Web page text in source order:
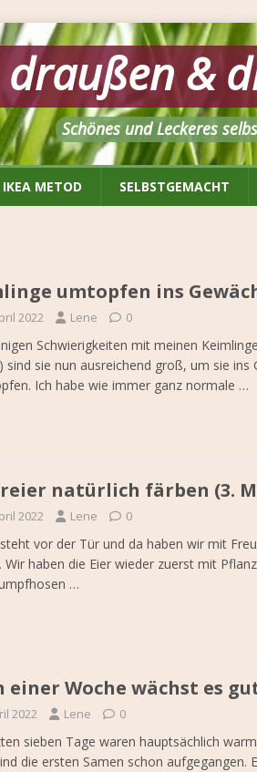
draußen &
Schönes und Leckeres
IKEA METOD SELBSTGEMACHT
umtopfen ins
2022 Lene 0
Schwierigkeiten mit meinen
sind sie nun ausreichend groß, um sie ins
Ich habe wie immer ganz normale …
natürlich färben (3.
2022 Lene 0
vor der Tür und da haben wir mit
Wir haben die Eier wieder zuerst mit
…
einer Woche wächst es
2022 Lene 0
sieben Tage waren hauptsächlich
die ersten Samen schon aufgegangen.